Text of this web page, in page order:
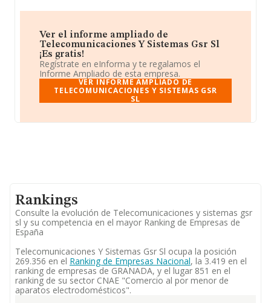
Ver el informe ampliado de
Telecomunicaciones Y Sistemas Gsr Sl
¡Es gratis!
Regístrate en eInforma y te regalamos el
Informe Ampliado de esta empresa.
VER INFORME AMPLIADO DE
TELECOMUNICACIONES Y SISTEMAS GSR
SL
Rankings
Consulte la evolución de Telecomunicaciones y sistemas gsr
sl y su competencia en el mayor Ranking de Empresas de
España
Telecomunicaciones Y Sistemas Gsr Sl ocupa la posición
269.356 en el Ranking de Empresas Nacional, la 3.419 en el
ranking de empresas de GRANADA, y el lugar 851 en el
ranking de su sector CNAE "Comercio al por menor de
aparatos electrodomésticos".